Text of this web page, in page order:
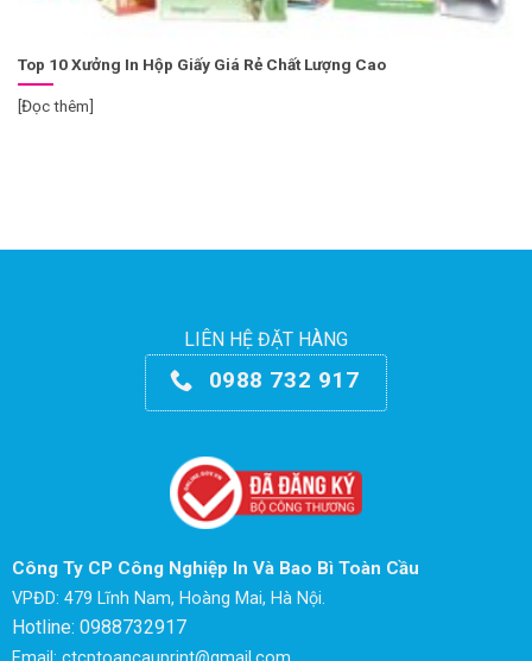
Top 10 Xưởng In Hộp Giấy Giá Rẻ Chất Lượng Cao
[Đọc thêm]
LIÊN HỆ ĐẶT HÀNG
0988 732 917
Công Ty CP Công Nghiệp In Và Bao Bì Toàn Cầu
VPĐD: 479 Lĩnh Nam, Hoàng Mai, Hà Nội.
Hotline: 0988732917